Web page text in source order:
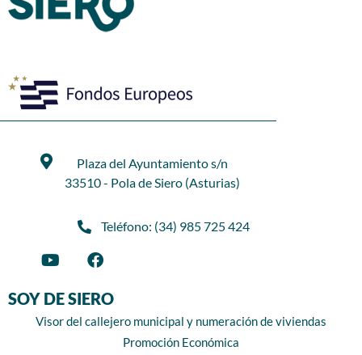
Plaza del Ayuntamiento s/n
33510 - Pola de Siero (Asturias)
Teléfono: (34) 985 725 424
SOY DE SIERO
Visor del callejero municipal y numeración de viviendas
Promoción Económica